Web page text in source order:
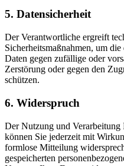
5. Datensicherheit
Der Verantwortliche ergreift
Sicherheitsmaßnahmen, um
Daten gegen zufällige oder
Zerstörung oder gegen den
schützen.
6. Widerspruch
Der Nutzung und Verarbeitung
können Sie jederzeit mit
formlose Mitteilung
gespeicherten